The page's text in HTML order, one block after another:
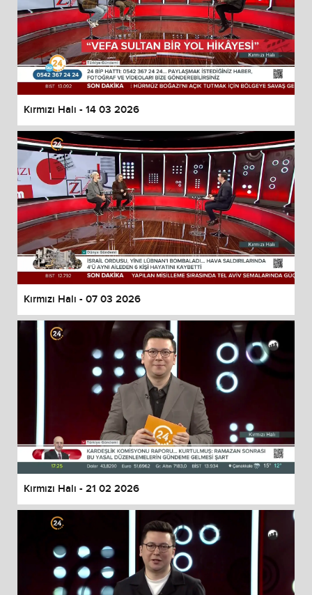
Kırmızı Halı - 14 03 2026
Kırmızı Halı - 07 03 2026
Kırmızı Halı - 21 02 2026